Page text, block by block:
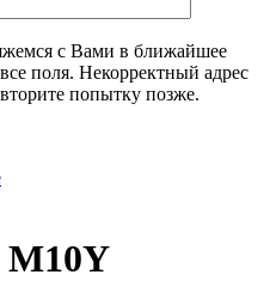
с Вами в ближайшее
поля. Некорректный адрес
попытку позже.
M10Y